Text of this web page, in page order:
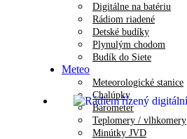
Digitálne na batériu
Rádiom riadené
Detské budíky
Plynulým chodom
Budík do Siete
Meteo
Meteorologické stanice
Chalúpky
Barometer
Teplomery / vlhkomery
Minútky JVD